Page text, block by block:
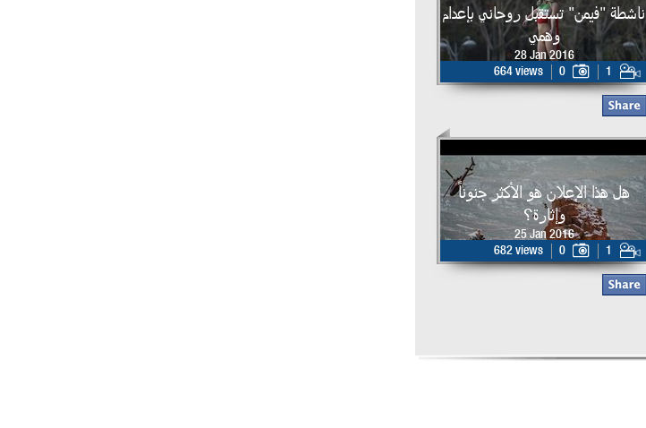
ناشطة "فيمن" تستقبل روحاني بإعدام
وهمي
28 Jan 2016
664 views
0 1
هل هذا الإعلان هو الأكثر جنوناً
وإثارة؟
25 Jan 2016
682 views
0 1